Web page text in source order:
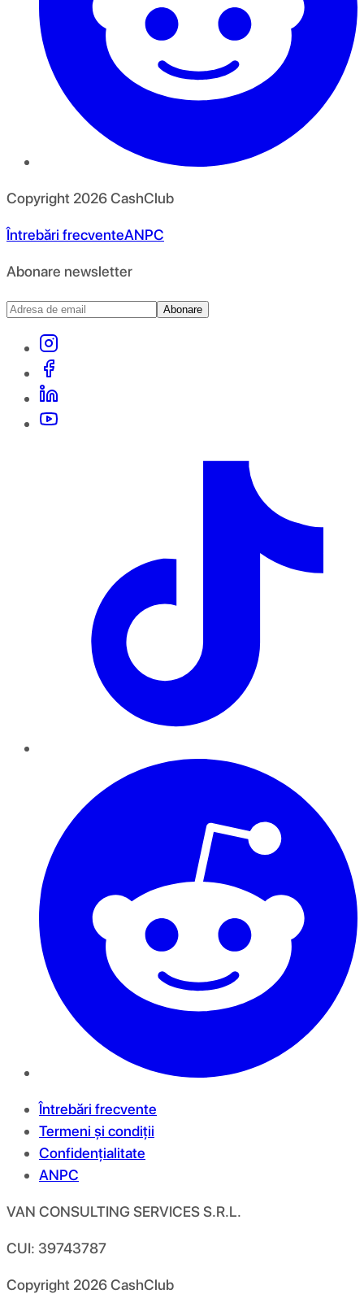
Copyright 2026CashClub
Întrebări frecventeANPC
Abonare newsletter
Abonare
Întrebări frecvente
Termeni și condiții
Confidențialitate
ANPC
VAN CONSULTING SERVICES S.R.L.
CUI: 39743787
Copyright 2026CashClub